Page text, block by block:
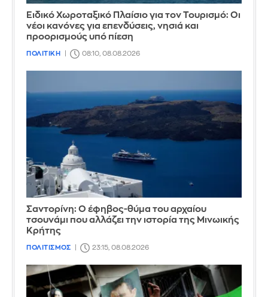
Ειδικό Χωροταξικό Πλαίσιο για τον Τουρισμό: Οι
νέοι κανόνες για επενδύσεις, νησιά και
προορισμούς υπό πίεση
ΠΟΛΙΤΙΚΗ 08:10, 08.08.2026
Σαντορίνη: Ο έφηβος-θύμα του αρχαίου
τσουνάμι που αλλάζει την ιστορία της Μινωικής
Κρήτης
ΠΟΛΙΤΙΣΜΟΣ 23:15, 08.08.2026